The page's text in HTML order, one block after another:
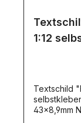
1:12
Textschild
43x8,9mm